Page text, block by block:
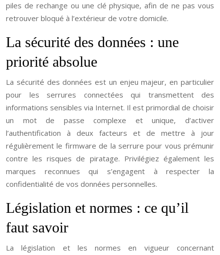
piles de rechange ou une clé physique, afin de ne pas vous
retrouver bloqué à l’extérieur de votre domicile.
La sécurité des données : une
priorité absolue
La sécurité des données est un enjeu majeur, en particulier
pour les serrures connectées qui transmettent des
informations sensibles via Internet. Il est primordial de choisir
un mot de passe complexe et unique, d’activer
l’authentification à deux facteurs et de mettre à jour
régulièrement le firmware de la serrure pour vous prémunir
contre les risques de piratage. Privilégiez également les
marques reconnues qui s’engagent à respecter la
confidentialité de vos données personnelles.
Législation et normes : ce qu’il
faut savoir
La législation et les normes en vigueur concernant